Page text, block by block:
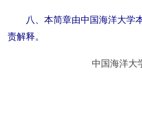
八、本简章由中国海洋大学
责解释。
中国海洋大